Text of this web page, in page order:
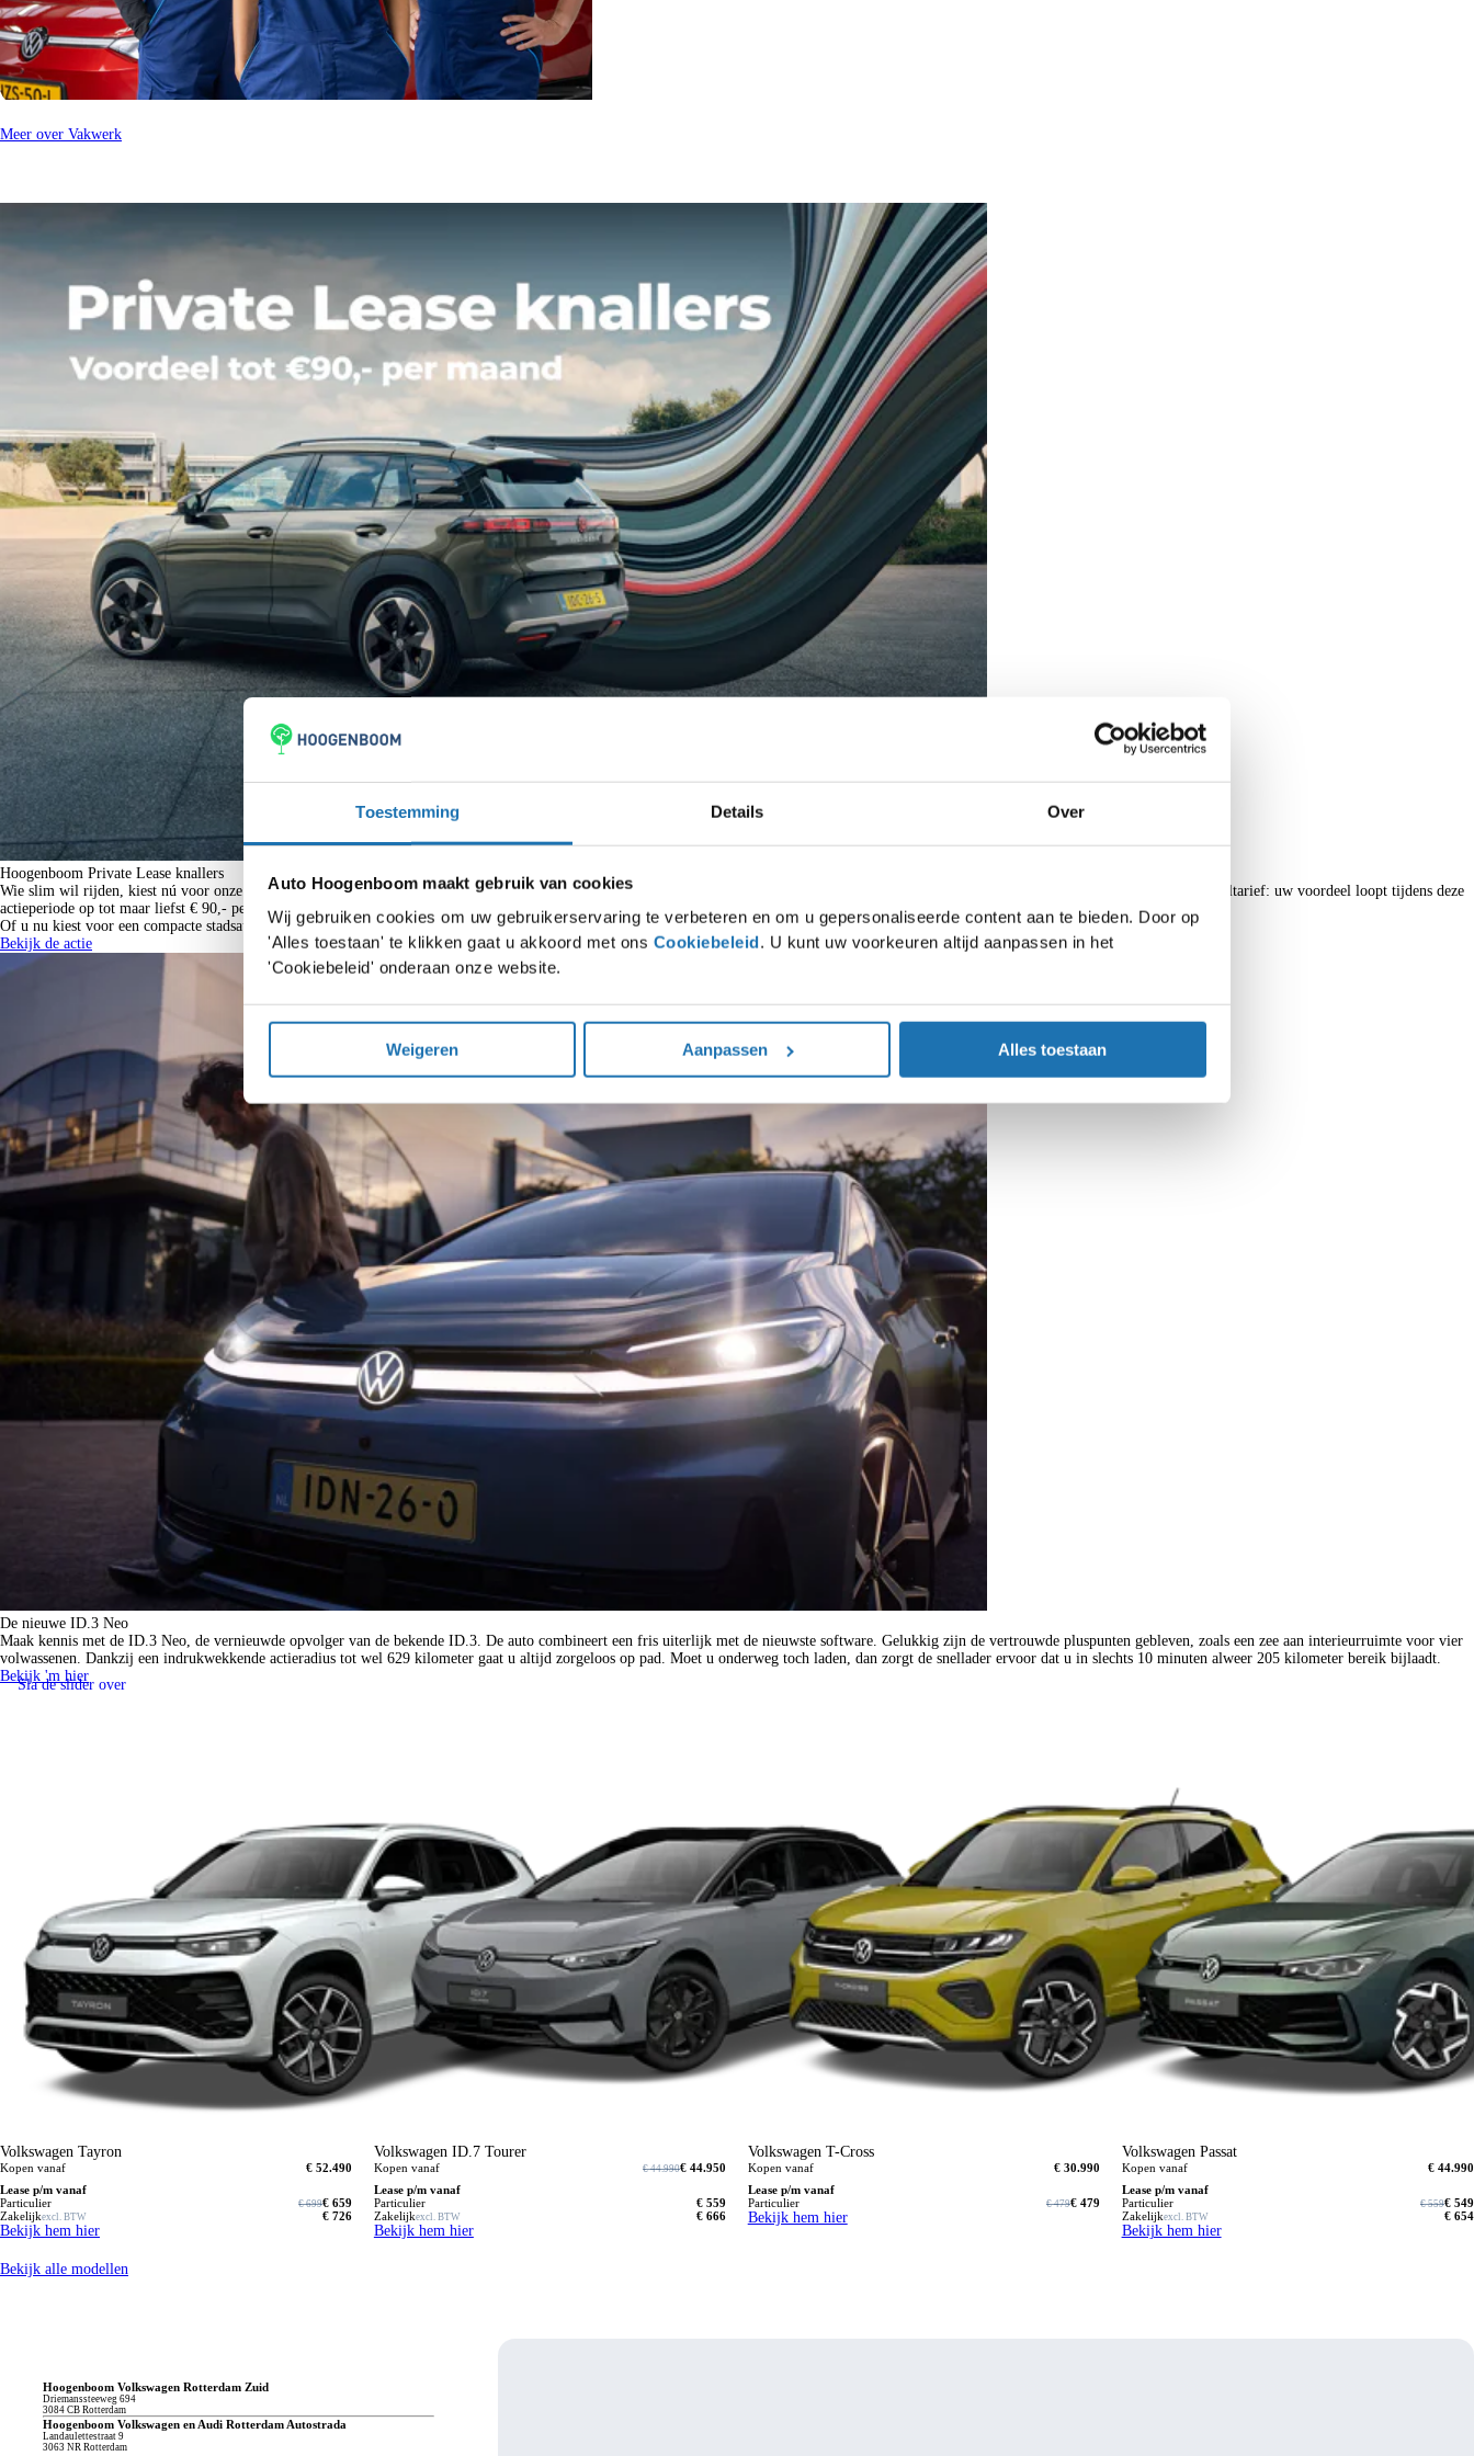
Toestemming Details Over
Auto Hoogenboom maakt gebruik van cookies
Wij gebruiken cookies om uw gebruikerservaring te verbeteren en om u gepersonaliseerde content aan te bieden. Door op
'Alles toestaan' te klikken gaat u akkoord met ons Cookiebeleid. U kunt uw voorkeuren altijd aanpassen in het
'Cookiebeleid' onderaan onze website.
Weigeren Aanpassen Alles toestaan
Meer over Vakwerk
Hoogenboom Private Lease knallers
Wie slim wil rijden, kiest nú voor onze Private Lease Knallers. Tijdelijk hebben we onze állerpopulairste modellen extra voordelig voor u klaargezet. Stap in een gloednieuwe auto voor een écht knaltarief: uw voordeel loopt tijdens deze
actieperiode op tot maar liefst € 90,- per maand!
Of u nu kiest voor een compacte stadsauto of een ruime gezinswagen; met onze populairste Private Lease modellen rijdt u compleet zorgeloos én tegen de scherpste prijs van het jaar.
Bekijk de actie
De nieuwe ID.3 Neo
Maak kennis met de ID.3 Neo, de vernieuwde opvolger van de bekende ID.3. De auto combineert een fris uiterlijk met de nieuwste software. Gelukkig zijn de vertrouwde pluspunten gebleven, zoals een zee aan interieurruimte voor vier
volwassenen. Dankzij een indrukwekkende actieradius tot wel 629 kilometer gaat u altijd zorgeloos op pad. Moet u onderweg toch laden, dan zorgt de snellader ervoor dat u in slechts 10 minuten alweer 205 kilometer bereik bijlaadt.
Bekijk 'm hier
Bekijk alle Volkswagen modellen
Sla de slider over
Volkswagen Tayron
Kopen vanaf
€ 52.490
Lease p/m vanaf
Particulier
€ 659
€ 699
Zakelijkexcl. BTW € 726
Bekijk hem hier
Volkswagen ID.7 Tourer
Kopen vanaf € 44.950
€ 44.990
Lease p/m vanaf
Particulier
€ 559
Zakelijkexcl. BTW € 666
Bekijk hem hier
Volkswagen T-Cross
Kopen vanaf
€ 30.990
Lease p/m vanaf
Particulier
€ 479
€ 479
Bekijk hem hier
Volkswagen Passat
Kopen vanaf
€ 44.990
Lease p/m vanaf
Particulier
€ 549
€ 559
Zakelijkexcl. BTW € 654
Bekijk hem hier
Bekijk alle modellen
Hoogenboom Volkswagen Rotterdam Zuid
Driemanssteeweg 694
3084 CB Rotterdam
Hoogenboom Volkswagen en Audi Rotterdam Autostrada
Landaulettestraat 9
3063 NR Rotterdam